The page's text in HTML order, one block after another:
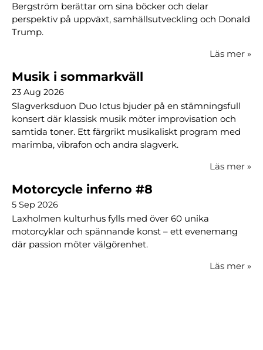
Bergström berättar om sina böcker och delar
perspektiv på uppväxt, samhällsutveckling och Donald
Trump.
Läs mer »
Musik i sommarkväll
23 Aug 2026
Slagverksduon Duo Ictus bjuder på en stämningsfull
konsert där klassisk musik möter improvisation och
samtida toner. Ett färgrikt musikaliskt program med
marimba, vibrafon och andra slagverk.
Läs mer »
Motorcycle inferno #8
5 Sep 2026
Laxholmen kulturhus fylls med över 60 unika
motorcyklar och spännande konst – ett evenemang
där passion möter välgörenhet.
Läs mer »